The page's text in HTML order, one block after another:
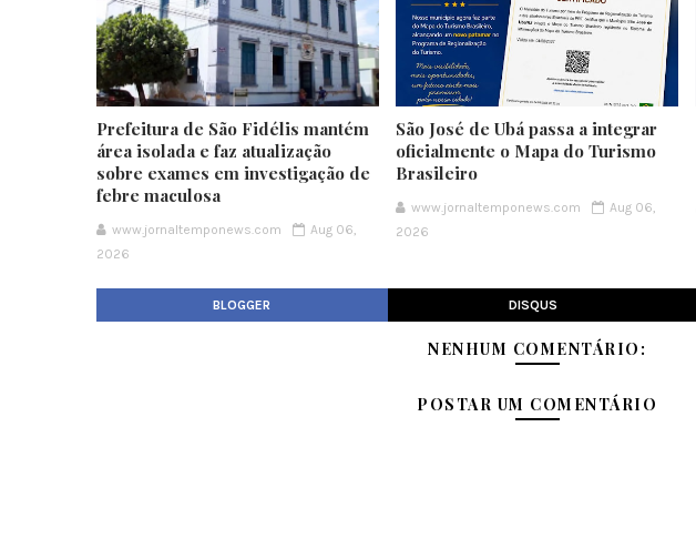
Prefeitura de São Fidélis mantém
área isolada e faz atualização
sobre exames em investigação de
febre maculosa
www.jornaltemponews.com
Aug 06,
2026
São José de Ubá passa a integrar
oficialmente o Mapa do Turismo
Brasileiro
www.jornaltemponews.com
Aug 06,
2026
BLOGGER DISQUS
NENHUM COMENTÁRIO:
POSTAR UM COMENTÁRIO